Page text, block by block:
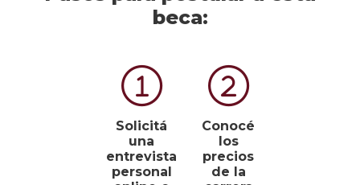
beca:
Solicitá
una
entrevista
personal
Conocé
los
precios
de la